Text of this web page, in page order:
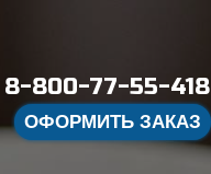
8-800-77-55-418
ОФОРМИТЬ ЗАКАЗ